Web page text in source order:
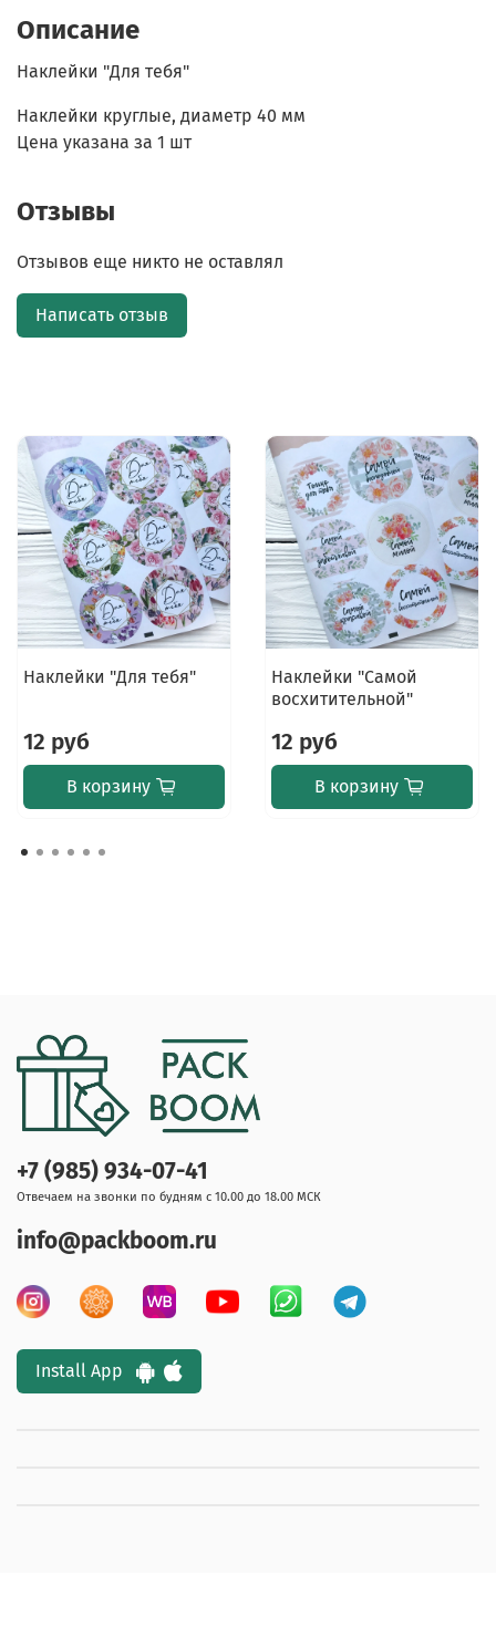
Описание
Наклейки "Для тебя"
Наклейки круглые, диаметр 40 мм
Цена указана за 1 шт
Отзывы
Отзывов еще никто не оставлял
Написать отзыв
Наклейки "Для тебя"
12 руб
В корзину
Наклейки "Самой
восхитительной"
12 руб
В корзину
Install App
+7 (985) 934-07-41
Отвечаем на звонки по будням с 10.00 до 18.00 МСК
info@packboom.ru